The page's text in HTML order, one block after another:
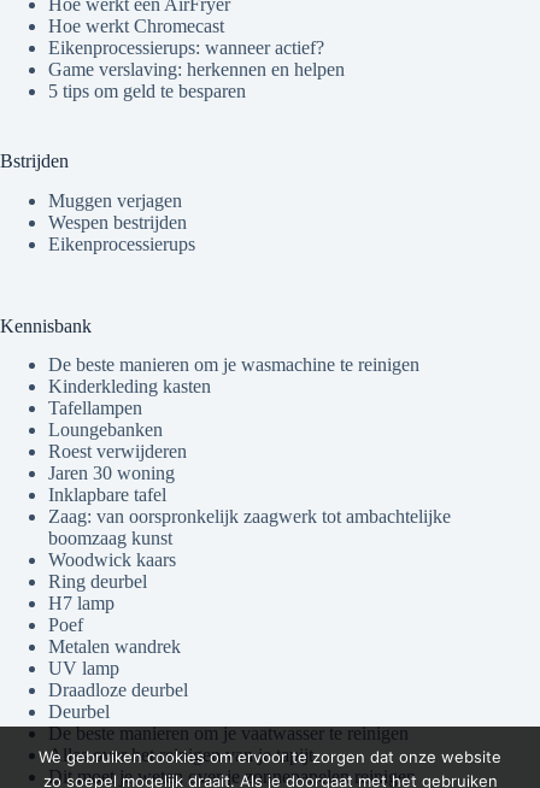
Hoe werkt Chromecast
Eikenprocessierups: wanneer actief?
Game verslaving: herkennen en helpen
5 tips om geld te besparen
Bstrijden
Muggen verjagen
Wespen bestrijden
Eikenprocessierups
Kennisbank
De beste manieren om je wasmachine te reinigen
Kinderkleding kasten
Tafellampen
Loungebanken
Roest verwijderen
Jaren 30 woning
Inklapbare tafel
Zaag: van oorspronkelijk zaagwerk tot ambachtelijke
boomzaag kunst
Woodwick kaars
Ring deurbel
H7 lamp
Poef
Metalen wandrek
UV lamp
Draadloze deurbel
Deurbel
De beste manieren om je vaatwasser te reinigen
Alles over het reinigen van je tapijt
Dit moet je weten over je zonnepanelen reinigen
We gebruiken cookies om ervoor te zorgen dat onze website
zo soepel mogelijk draait. Als je doorgaat met het gebruiken